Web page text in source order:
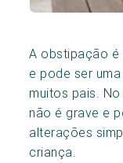
A obstipação é
e pode ser
muitos pais.
não é grave e
alterações
criança.